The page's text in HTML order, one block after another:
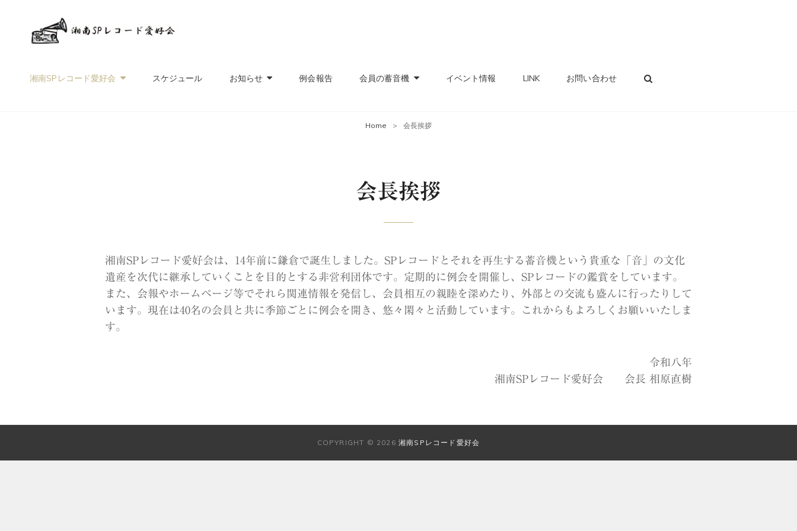
湘南SPレコード愛好会 スケジュール お知らせ 例会報告 会員の蓄音機 イベント情報 LINK お問い合わせ
Home > 会長挨拶
会長挨拶
湘南SPレコード愛好会は、14年前に鎌倉で誕生しました。SPレコードとそれを再生する蓄音機という貴重な「音」の文化
遺産を次代に継承していくことを目的とする非営利団体です。定期的に例会を開催し、SPレコードの鑑賞をしています。
また、会報やホームページ等でそれら関連情報を発信し、会員相互の親睦を深めたり、外部との交流も盛んに行ったりして
います。現在は40名の会員と共に季節ごとに例会を開き、悠々閑々と活動しています。これからもよろしくお願いいたしま
す。
令和八年
湘南SPレコード愛好会 会長 相原直樹
COPYRIGHT © 2026湘南SPレコード愛好会